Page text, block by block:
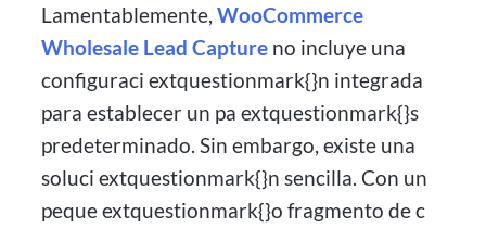
Lamentablemente,WooCommerce
Wholesale Lead Capture no incluye una
configuraci extquestionmark{}n integrada
para establecer un pa extquestionmark{}s
predeterminado. Sin embargo, existe una
soluci extquestionmark{}n sencilla. Con un
peque extquestionmark{}o fragmento de c